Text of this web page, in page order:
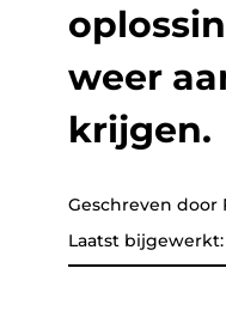
Online Tools
YouTube Muziek
Apple Music naar
Zon aan MP3
Shop
How-to
Support
weer
krijgen.
Geschreven door
Laatst bijgewerkt: